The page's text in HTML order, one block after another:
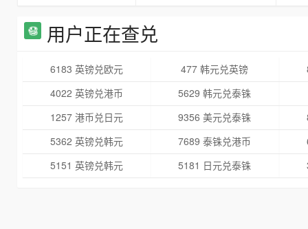
用户正在查兑
6183 英镑兑欧元 477 韩元兑英镑
4022 英镑兑港币
5629 韩元兑泰铢
1257 港币兑日元
9356 美元兑泰铢
5362 英镑兑韩元
7689 泰铢兑港币
5151 英镑兑韩元
5181 日元兑泰铢